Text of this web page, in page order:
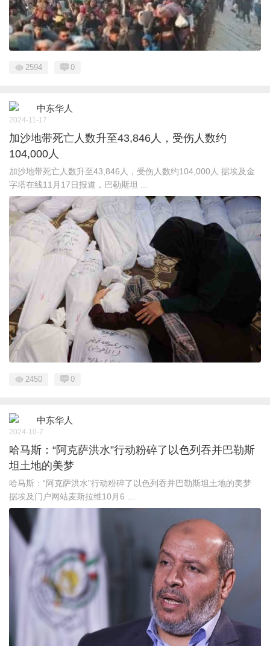
2594 0
中东华人
2024-11-17
加沙地带死亡人数升至43,846人，受伤人数约
104,000人
加沙地带死亡人数升至43,846人，受伤人数约104,000人 据埃及金
字塔在线11月17日报道，巴勒斯坦 ...
2450 0
中东华人
2024-10-7
哈马斯：“阿克萨洪水”行动粉碎了以色列吞并巴勒斯
坦土地的美梦
哈马斯：“阿克萨洪水”行动粉碎了以色列吞并巴勒斯坦土地的美梦
据埃及门户网站麦斯拉维10月6 ...